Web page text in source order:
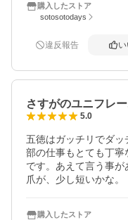
購入したストア
sotosotodays
違反報告
さすがのユニフレー
5.0
五徳はガッチリでダ
部の仕事もとても丁寧
です。あえて言う事
爪が、少し短いかな。
購入したストア